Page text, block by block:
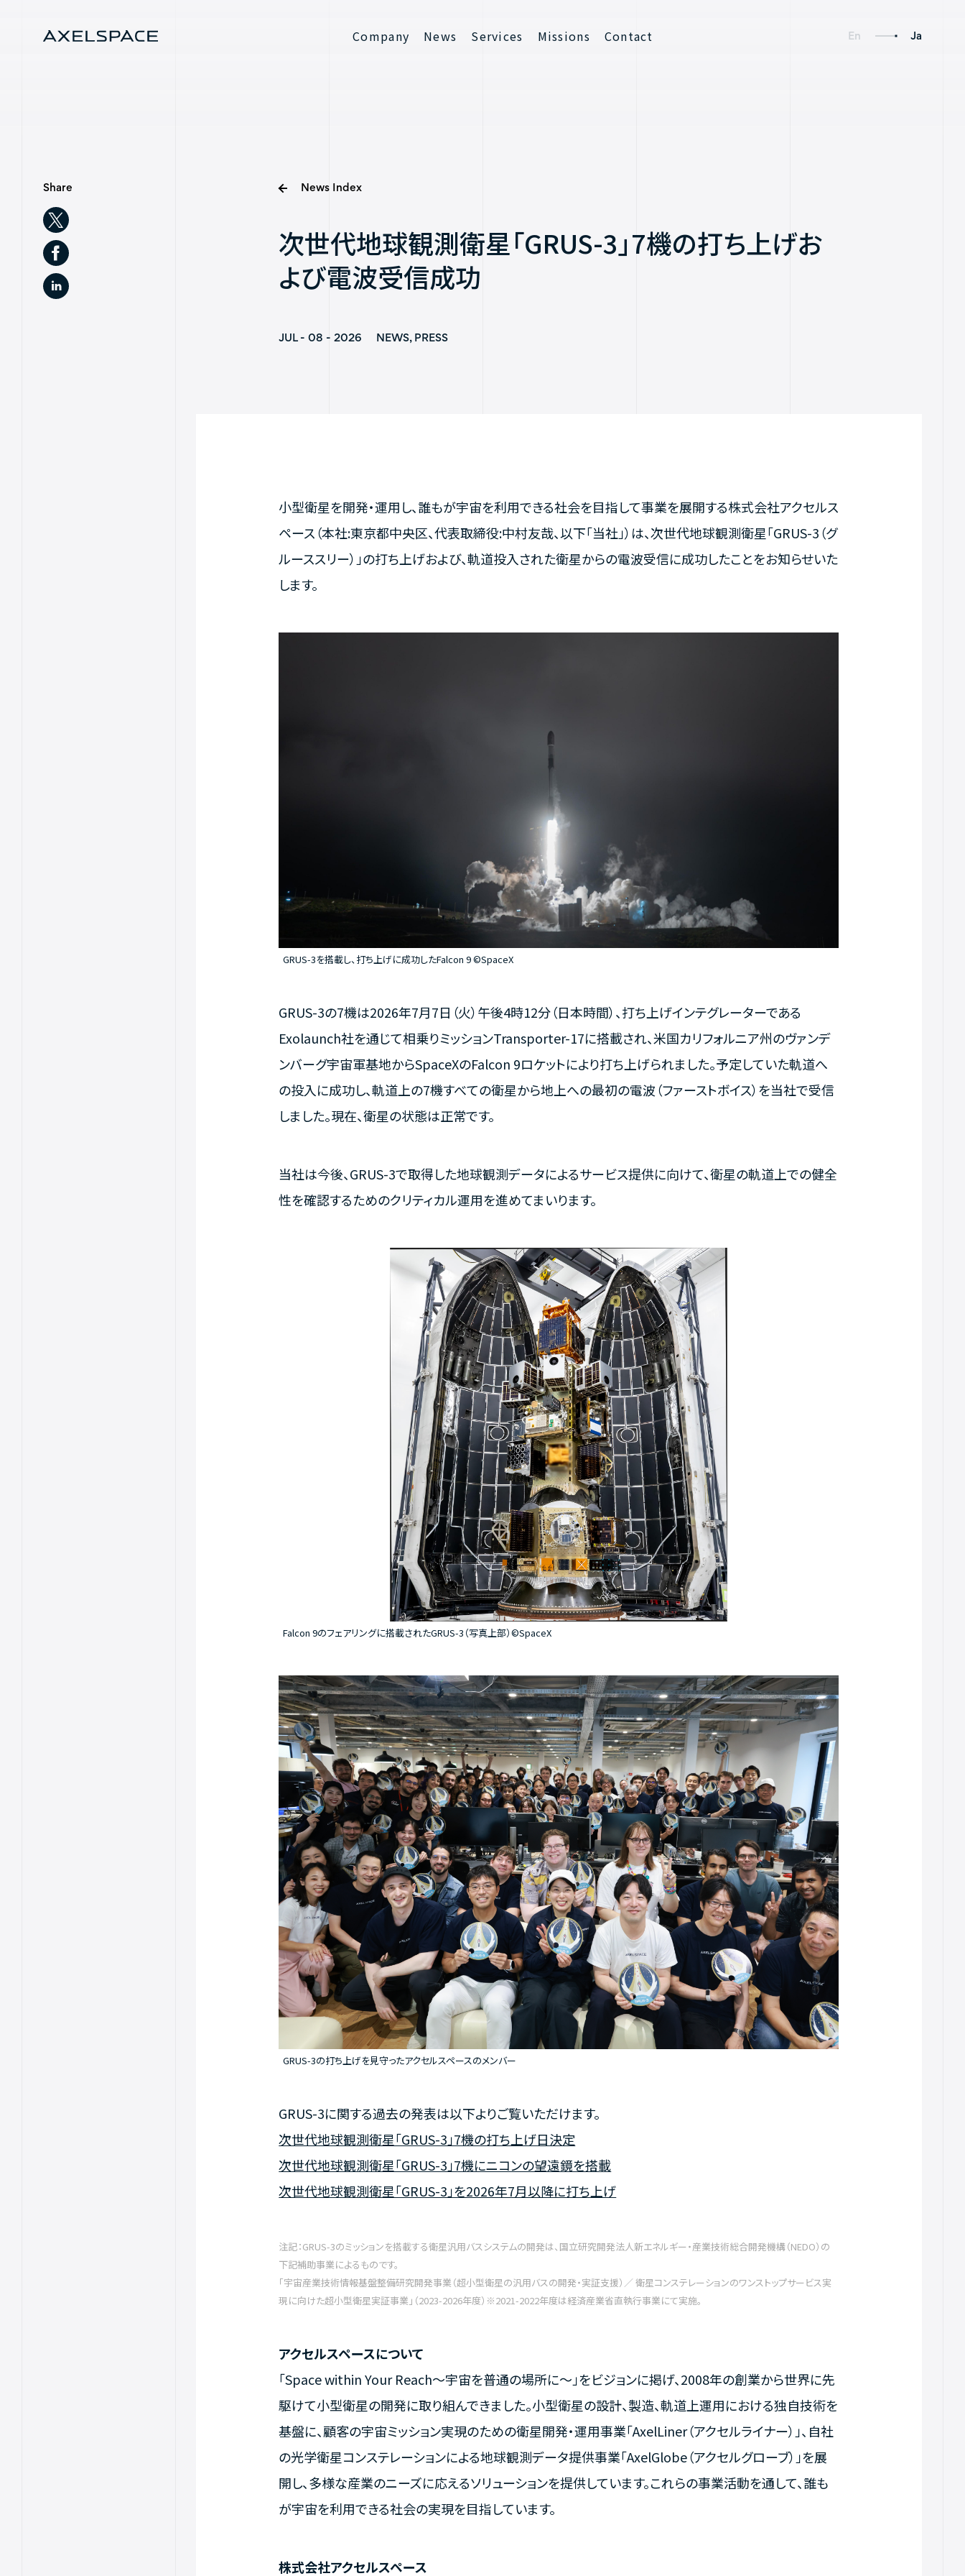
Company News Services Missions Contact En Ja
News Index
次世代地球観測衛星「GRUS-3」7機の打ち上げお
よび電波受信成功
JUL - 08 - 2026 NEWS, PRESS
小型衛星を開発・運用し、誰もが宇宙を利用できる社会を目指して事業を展開する株式会社アクセルス
ペース（本社:東京都中央区、代表取締役:中村友哉、以下「当社」）は、次世代地球観測衛星「GRUS-3（グ
ルーススリー）」の打ち上げおよび、軌道投入された衛星からの電波受信に成功したことをお知らせいた
します。
GRUS-3を搭載し、打ち上げに成功したFalcon 9 ©SpaceX
GRUS-3の7機は2026年7月7日（火）午後4時12分（日本時間）、打ち上げインテグレーターである
Exolaunch社を通じて相乗りミッションTransporter-17に搭載され、米国カリフォルニア州のヴァンデ
ンバーグ宇宙軍基地からSpaceXのFalcon 9ロケットにより打ち上げられました。予定していた軌道へ
の投入に成功し、軌道上の7機すべての衛星から地上への最初の電波（ファーストボイス）を当社で受信
しました。現在、衛星の状態は正常です。
当社は今後、GRUS-3で取得した地球観測データによるサービス提供に向けて、衛星の軌道上での健全
性を確認するためのクリティカル運用を進めてまいります。
Falcon 9のフェアリングに搭載されたGRUS-3（写真上部）©SpaceX
GRUS-3の打ち上げを見守ったアクセルスペースのメンバー
GRUS-3に関する過去の発表は以下よりご覧いただけます。
次世代地球観測衛星「GRUS-3」7機の打ち上げ日決定
次世代地球観測衛星「GRUS-3」7機にニコンの望遠鏡を搭載
次世代地球観測衛星「GRUS-3」を2026年7月以降に打ち上げ
注記：GRUS-3のミッションを搭載する衛星汎用バスシステムの開発は、国立研究開発法人新エネルギー・産業技術総合開発機構（NEDO）の
下記補助事業によるものです。
「宇宙産業技術情報基盤整備研究開発事業（超小型衛星の汎用バスの開発・実証支援）／ 衛星コンステレーションのワンストップサービス実
現に向けた超小型衛星実証事業」（2023-2026年度）※2021-2022年度は経済産業省直執行事業にて実施。
アクセルスペースについて
「Space within Your Reach〜宇宙を普通の場所に〜」をビジョンに掲げ、2008年の創業から世界に先
駆けて小型衛星の開発に取り組んできました。小型衛星の設計、製造、軌道上運用における独自技術を
基盤に、顧客の宇宙ミッション実現のための衛星開発・運用事業「AxelLiner（アクセルライナー）」、自社
の光学衛星コンステレーションによる地球観測データ提供事業「AxelGlobe（アクセルグローブ）」を展
開し、多様な産業のニーズに応えるソリューションを提供しています。これらの事業活動を通して、誰も
が宇宙を利用できる社会の実現を目指しています。
株式会社アクセルスペース
Share
News
Services
Missions